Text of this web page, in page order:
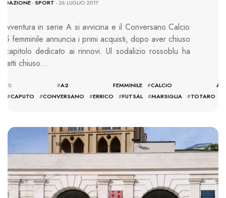
-SPORT - 26 LUGLIO 2017
in serie A si avvicina e il Conversano Calcio
5 femminile annuncia i primi acquisti, dopo aver chiuso
capitolo dedicato ai rinnovi. Ul sodalizio rossoblu ha
chiuso…
#A2 FEMMINILE #CALCIO A
#CAPUTO #CONVERSANO #ERRICO #FUTSAL #MARSIGLIA #TOTARO
1964 VIEWS